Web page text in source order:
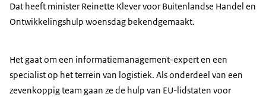
Dat heeft minister Reinette Klever voor Buitenlandse Handel en
Ontwikkelingshulp woensdag bekendgemaakt.
Het gaat om een informatiemanagement-expert en een
specialist op het terrein van logistiek. Als onderdeel van een
zevenkoppig team gaan ze de hulp van EU-lidstaten voor